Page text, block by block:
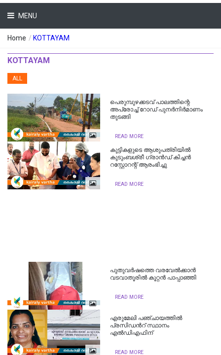
MENU
Home / KOTTAYAM
KOTTAYAM
ALL
പെരുമ്പുഴക്കടവ് പാലത്തിന്റെ
അപ്രോച്ച് റോഡ് പുനര്‍നിര്‍മാണം
തുടങ്ങി
READ MORE
കുട്ടികളുടെ ആശുപത്രിയില്‍
കുടുംബശ്രീ ഗ്രാന്‍ഡ് കിച്ചന്‍
റസ്റ്റോറന്റ് ആരംഭിച്ചു
READ MORE
പുതുവർഷത്തെ വരവേൽക്കാൻ
വടവാതൂരിൽ കൂറ്റൻ പാപ്പാഞ്ഞി
READ MORE
എരുമേലി പഞ്ചായത്തിൽ
പ്രസിഡന്‍റ് സ്ഥാനം
എൽഡിഎഫിന്
READ MORE